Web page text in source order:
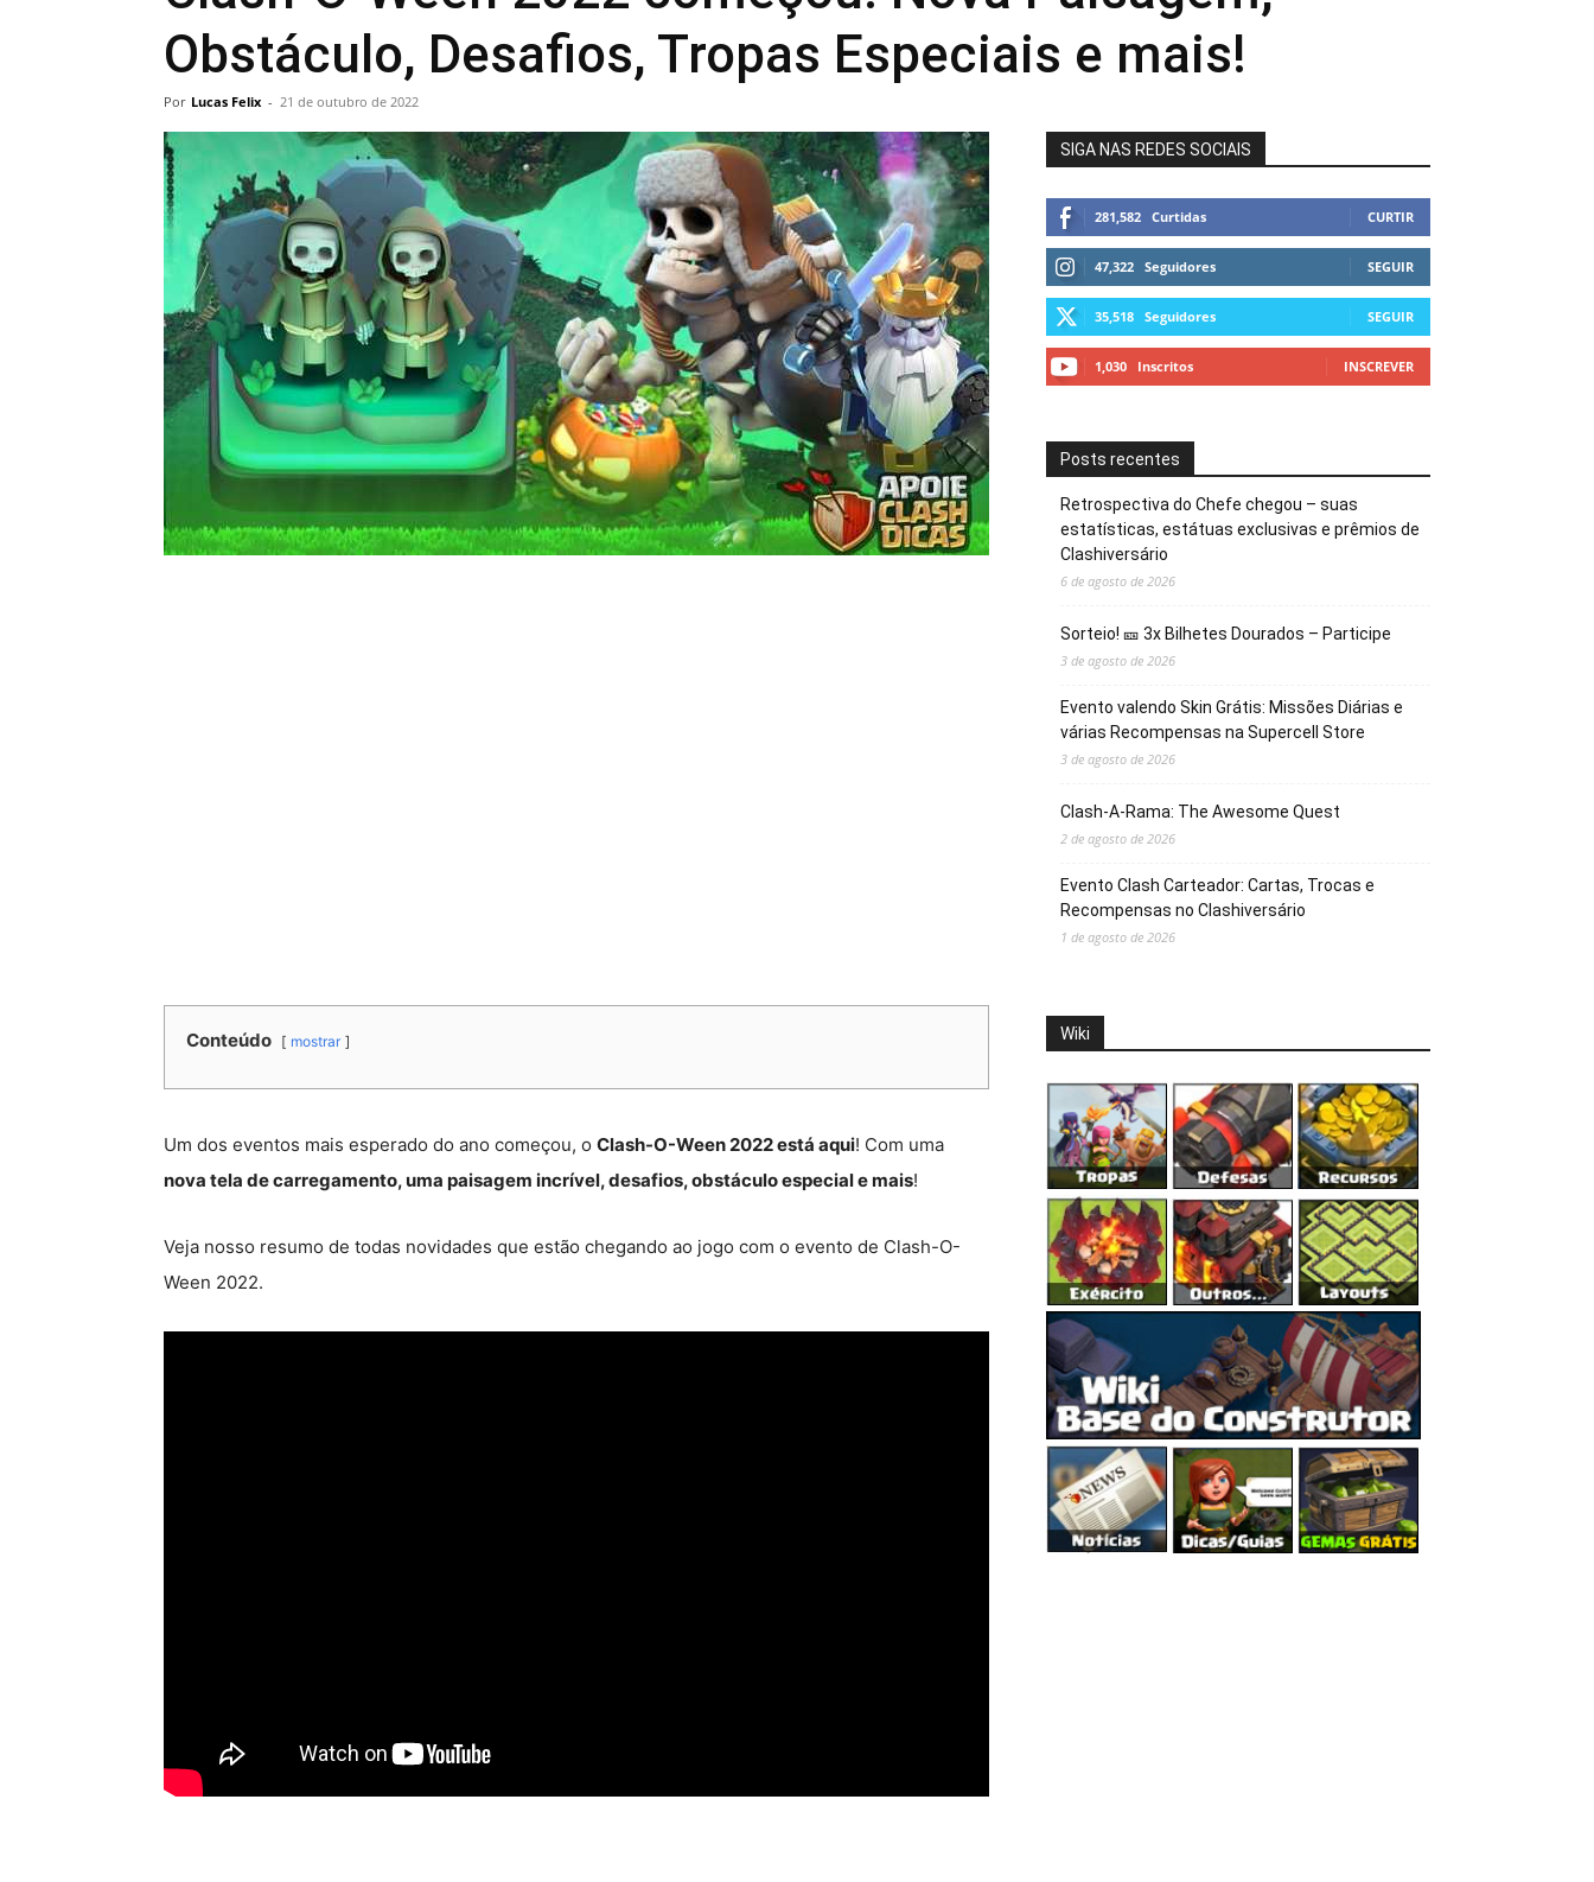
Obstáculo, Desafios, Tropas Especiais e mais!
Por Lucas Felix - 21 de outubro de 2022
Conteúdo mostrar
Um dos eventos mais esperado do ano começou, o Clash-O-Ween 2022 está aqui! Com uma
nova tela de carregamento, uma paisagem incrível, desafios, obstáculo especial e mais!
Veja nosso resumo de todas novidades que estão chegando ao jogo com o evento de Clash-O-
Ween 2022.
SIGA NAS REDES SOCIAIS
281,582 Curtidas CURTIR
47,322 Seguidores SEGUIR
35,518 Seguidores SEGUIR
1,030 Inscritos INSCREVER
Posts recentes
Retrospectiva do Chefe chegou – suas
estatísticas, estátuas exclusivas e prêmios de
Clashiversário
6 de agosto de 2026
Sorteio! 🎫 3x Bilhetes Dourados – Participe
3 de agosto de 2026
Evento valendo Skin Grátis: Missões Diárias e
várias Recompensas na Supercell Store
3 de agosto de 2026
Clash-A-Rama: The Awesome Quest
2 de agosto de 2026
Evento Clash Carteador: Cartas, Trocas e
Recompensas no Clashiversário
1 de agosto de 2026
Wiki